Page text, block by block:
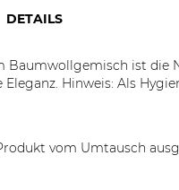
DETAILS
Baumwollgemisch ist
Hinweis: Als
vom Umtausch